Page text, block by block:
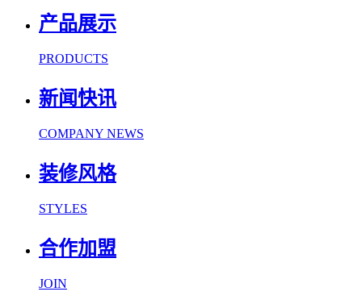
产品展示
PRODUCTS
新闻快讯
COMPANY NEWS
装修风格
STYLES
合作加盟
JOIN